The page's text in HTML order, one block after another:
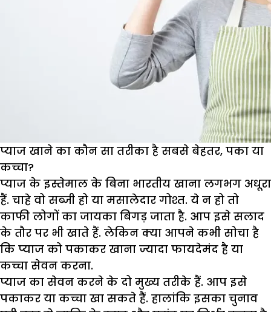
प्याज खाने का कौन सा तरीका है सबसे बेहतर, पका या
कच्चा?
प्याज के इस्तेमाल के बिना भारतीय खाना लगभग अधूरा
हैं. चाहे वो सब्जी हो या मसालेदार गोश्त. ये न हो तो
काफी लोगों का जायका बिगड़ जाता है. आप इसे सलाद
के तौर पर भी खाते हैं. लेकिन क्या आपने कभी सोचा है
कि प्याज को पकाकर खाना ज्यादा फायदेमंद है या
कच्चा सेवन करना.
प्याज का सेवन करने के दो मुख्य तरीके हैं. आप इसे
पकाकर या कच्चा खा सकते हैं. हालांकि इसका चुनाव